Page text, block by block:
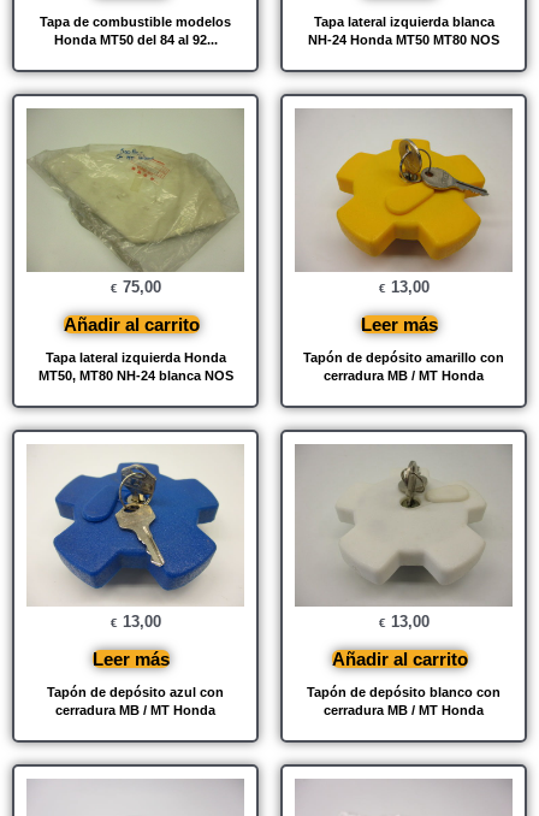
Tapa de combustible modelos
Honda MT50 del 84 al 92...
Tapa lateral izquierda blanca
NH-24 Honda MT50 MT80 NOS
Tapa lateral izquierda Honda
MT50, MT80 NH-24 blanca NOS
€ 75,00
Añadir al carrito
Tapón de depósito amarillo con
cerradura MB / MT Honda
€ 13,00
Leer más
Tapón de depósito azul con
cerradura MB / MT Honda
€ 13,00
Leer más
Tapón de depósito blanco con
cerradura MB / MT Honda
€ 13,00
Añadir al carrito